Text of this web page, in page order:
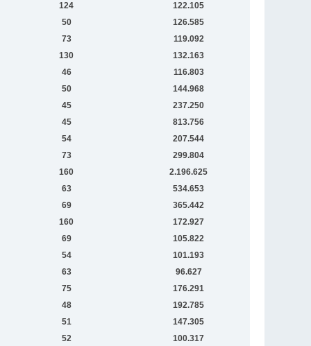
124
122.105
50
126.585
73
119.092
130
132.163
46
116.803
50
144.968
45
237.250
45
813.756
54
207.544
73
299.804
160
2.196.625
63
534.653
69
365.442
160
172.927
69
105.822
54
101.193
63
96.627
75
176.291
48
192.785
51
147.305
52
100.317